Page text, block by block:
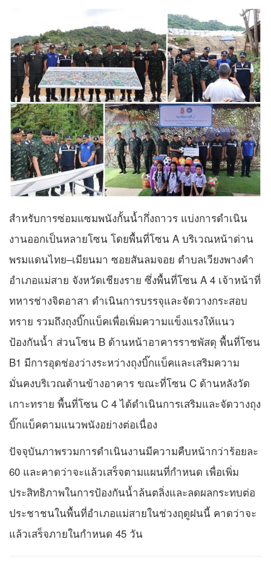
สำหรับการซ่อมแซมพนังกั้นน้ำกึ่งถาวร แบ่งการดำเนิน
งานออกเป็นหลายโซน โดยพื้นที่โซน A บริเวณหน้าด่าน
พรมแดนไทย–เมียนมา ซอยสันลมจอย ตำบลเวียงพางคำ
อำเภอแม่สาย จังหวัดเชียงราย ซึ่งพื้นที่โซน A 4 เจ้าหน้าที่
ทหารช่างจิตอาสา ดำเนินการบรรจุและจัดวางกระสอบ
ทราย รวมถึงถุงบิ๊กแบ็คเพื่อเพิ่มความแข็งแรงให้แนว
ป้องกันน้ำ ส่วนโซน B ด้านหน้าอาคารราชพัสดุ พื้นที่โซน
B1 มีการอุดช่องว่างระหว่างถุงบิ๊กแบ็คและเสริมความ
มั่นคงบริเวณด้านข้างอาคาร ขณะที่โซน C ด้านหลังวัด
เกาะทราย พื้นที่โซน C 4 ได้ดำเนินการเสริมและจัดวางถุง
บิ๊กแบ็คตามแนวพนังอย่างต่อเนื่อง
ปัจจุบันภาพรวมการดำเนินงานมีความคืบหน้ากว่าร้อยละ
60 และคาดว่าจะแล้วเสร็จตามแผนที่กำหนด เพื่อเพิ่ม
ประสิทธิภาพในการป้องกันน้ำล้นตลิ่งและลดผลกระทบต่อ
ประชาชนในพื้นที่อำเภอแม่สายในช่วงฤดูฝนนี้ คาดว่าจะ
แล้วเสร็จภายในกำหนด 45 วัน